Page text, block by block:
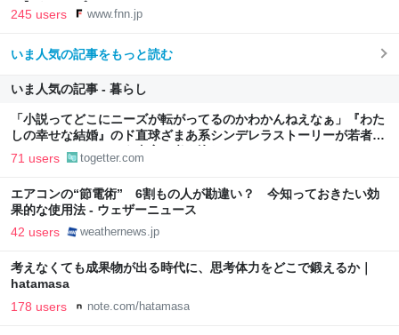
ト】｜FNNプライムオンライン
245 users www.fnn.jp
いま人気の記事をもっと読む
いま人気の記事 - 暮らし
「小説ってどこにニーズが転がってるのかわかんねえなぁ」『わた
しの幸せな結婚』のド直球ざまあ系シンデレラストーリーが若者に
ヒットしているという事実に考え込む
71 users togetter.com
エアコンの“節電術” 6割もの人が勘違い？ 今知っておきたい効
果的な使用法 - ウェザーニュース
42 users weathernews.jp
考えなくても成果物が出る時代に、思考体力をどこで鍛えるか｜
hatamasa
178 users note.com/hatamasa